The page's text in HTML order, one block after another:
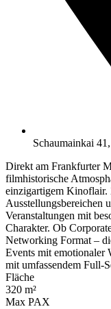
Schaumainkai
Direkt am Frankfurter
filmhistorische
einzigartigem
Ausstellungsbereichen
Veranstaltungen mit
Charakter. Ob
Networking Format –
Events mit emotionaler
mit umfassendem Full-
Fläche
320 m²
Max PAX